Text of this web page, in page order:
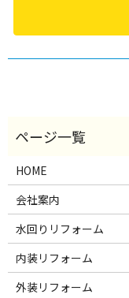
HOME
会社案内
水回りリフォーム
内装リフォーム
外装リフォーム